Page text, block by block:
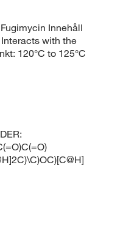
Innehåll
with the
120°C to 125°C